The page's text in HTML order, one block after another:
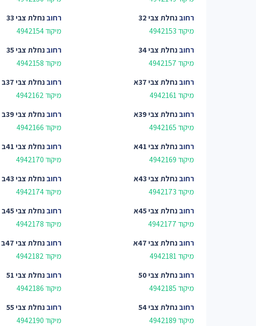
רחובנחלת צבי 32
מיקוד 4942153
רחובנחלת צבי 33
מיקוד 4942154
רחובנחלת צבי 34
מיקוד 4942157
רחובנחלת צבי 35
מיקוד 4942158
רחובנחלת צבי 37א
מיקוד 4942161
רחובנחלת צבי 37ב
מיקוד 4942162
רחובנחלת צבי 39א
מיקוד 4942165
רחובנחלת צבי 39ב
מיקוד 4942166
רחובנחלת צבי 41א
מיקוד 4942169
רחובנחלת צבי 41ב
מיקוד 4942170
רחובנחלת צבי 43א
מיקוד 4942173
רחובנחלת צבי 43ב
מיקוד 4942174
רחובנחלת צבי 45א
מיקוד 4942177
רחובנחלת צבי 45ב
מיקוד 4942178
רחובנחלת צבי 47א
מיקוד 4942181
רחובנחלת צבי 47ב
מיקוד 4942182
רחובנחלת צבי 50
מיקוד 4942185
רחובנחלת צבי 51
מיקוד 4942186
רחובנחלת צבי 54
מיקוד 4942189
רחובנחלת צבי 55
מיקוד 4942190